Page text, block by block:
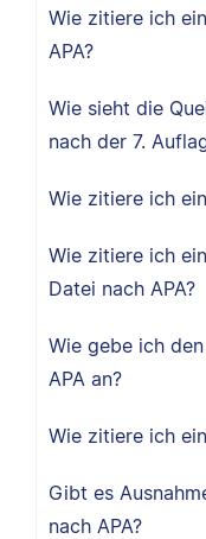
Wie zitiere ich
APA?
Wie sieht die
nach der 7.
Wie zitiere ich
Wie zitiere ich
Datei nach APA?
Wie gebe ich
APA an?
Wie zitiere ich
Gibt es
nach APA?